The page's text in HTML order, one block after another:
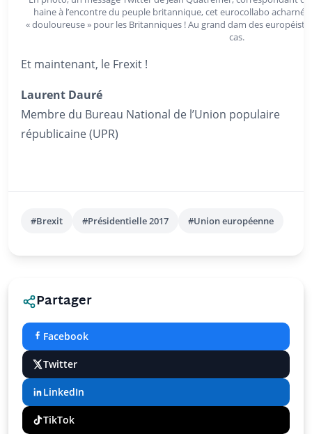
haine à l’encontre du peuple britannique, cet eurocollabo acharné
« douloureuse » pour les Britanniques ! Au grand dam des
cas.
Et maintenant, le Frexit !
Laurent Dauré
Membre du Bureau National de l’Union populaire
républicaine (UPR)
#Brexit #Présidentielle 2017 #Union européenne
Partager
Facebook
Twitter
LinkedIn
TikTok